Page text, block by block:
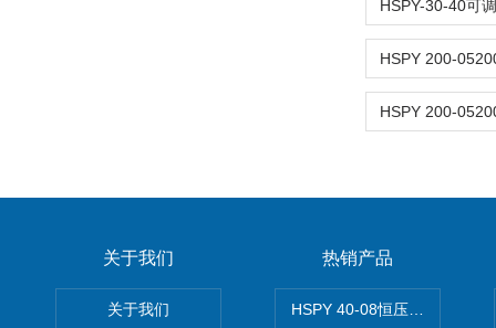
关于我们
关于我们
热销产品
HSPY 40-08恒压恒流恒功率